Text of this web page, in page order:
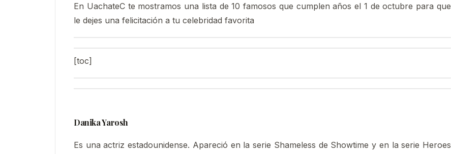
En UachateC te mostramos una lista de 10 famosos que cumplen años el 1 de octubre para que
le dejes una felicitación a tu celebridad favorita
[toc]
Danika Yarosh
Es una actriz estadounidense. Apareció en la serie Shameless de Showtime y en la serie Heroes